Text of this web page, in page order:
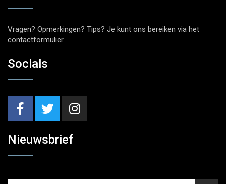
Vragen? Opmerkingen? Tips? Je kunt ons bereiken via het
contactformulier.
Socials
Nieuwsbrief